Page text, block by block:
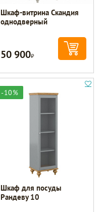
Шкаф-витрина Скандия
однодверный
50 900Р
-10%
Шкаф для посуды
Рандеву 10